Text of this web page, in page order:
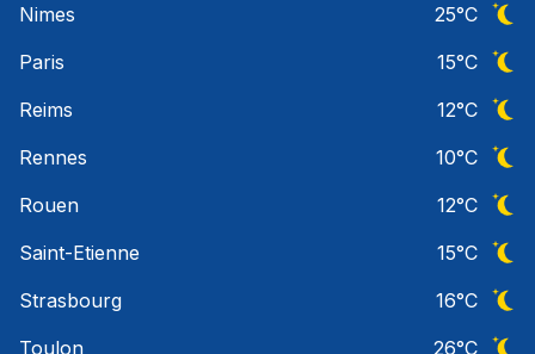
Nimes
25°C
Paris
15°C
Reims
12°C
Rennes
10°C
Rouen
12°C
Saint-Etienne
15°C
Strasbourg
16°C
Toulon
26°C